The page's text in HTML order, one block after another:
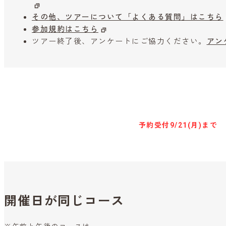
その他、ツアーについて「よくある質問」はこちら
参加規約はこちら
ツアー終了後、アンケートにご協力ください。
アン
予約受付 9/21(月)まで
開催日が同じコース